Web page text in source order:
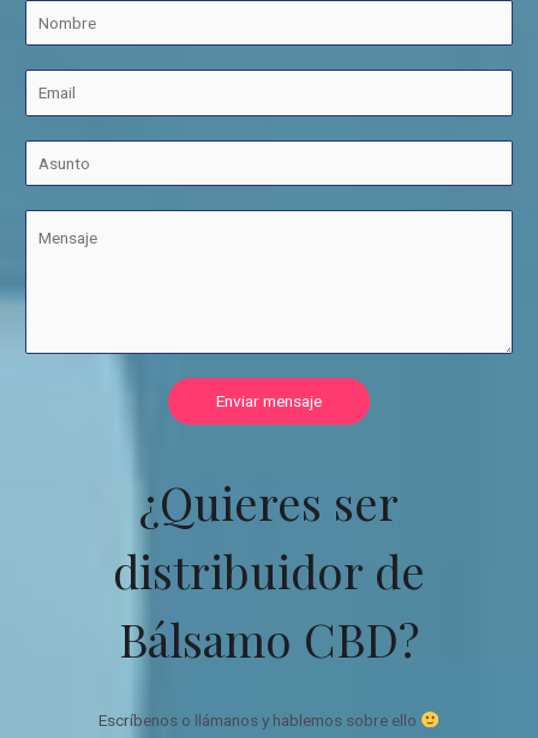
Enviar mensaje
¿Quieres ser
distribuidor de
Bálsamo CBD?
Escríbenos o llámanos y hablemos sobre ello